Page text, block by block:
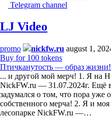
Telegram channel
LJ Video
promo nickfw.ru august 1,
Buy for 100 tokens
Птичканутость — образ жизни!
... и другой мой мерч! 1. Я на
NickFW.ru — 31.07.2024г. Ещё
задумался о том, что пора уже
собственного мерча! 2. Я и
лесопарке NickFW.ru —…